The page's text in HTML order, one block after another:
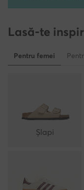
Lasă-te
Pentru femei
Șlapi